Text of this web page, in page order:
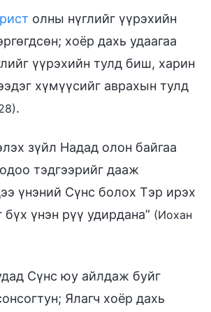
олны нүглийг үүрэхийн
хоёр дахь удаагаа
үүрэхийн тулд биш, харин
хүмүүсийг аврахын тулд
.
зүйл Надад олон байгаа
тэдгээрийг дааж
үнэний Сүнс болох Тэр ирэх
үнэн рүү удирдана” (Иохан
Сүнс юу айлдаж буйг
Ялагч хоёр дахь